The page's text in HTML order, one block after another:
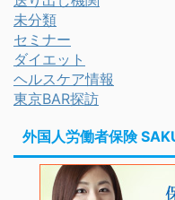
未分類
セミナー
ダイエット
ヘルスケア情報
東京BAR探訪
外国人労働者保険